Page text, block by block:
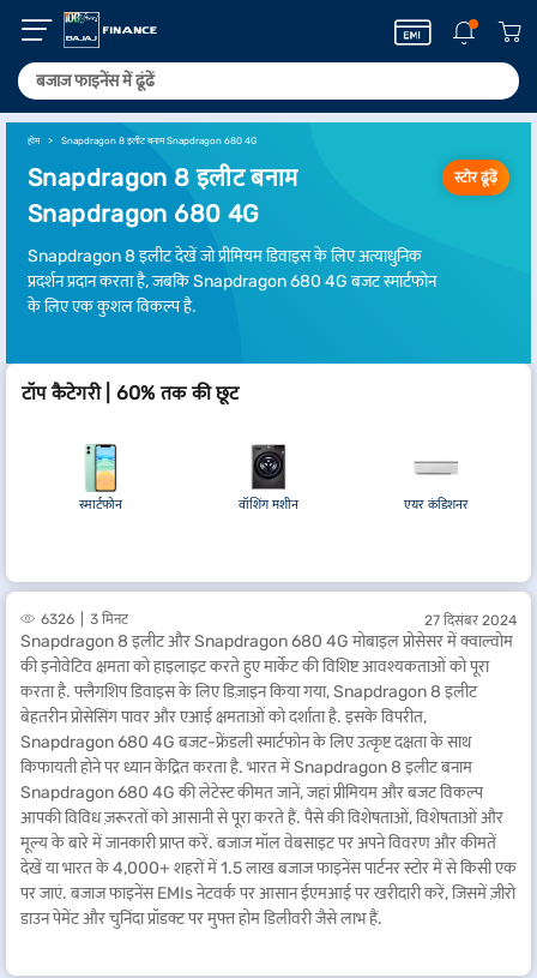
होम Snapdragon 8 इलीट बनाम Snapdragon 680 4G
Snapdragon 8 इलीट बनाम
Snapdragon 680 4G
Snapdragon 8 इलीट देखें जो प्रीमियम डिवाइस के लिए अत्याधुनिक
प्रदर्शन प्रदान करता है, जबकि Snapdragon 680 4G बजट स्मार्टफोन
के लिए एक कुशल विकल्प है.
स्टोर ढूंढ़ें
टॉप कैटेगरी | 60% तक की छूट
स्मार्टफोन वॉशिंग मशीन एयर कंडिशनर
6326 3 मिनट 27 दिसंबर 2024
Snapdragon 8 इलीट और Snapdragon 680 4G मोबाइल प्रोसेसर में क्वाल्वोम
की इनोवेटिव क्षमता को हाइलाइट करते हुए मार्केट की विशिष्ट आवश्यकताओं को पूरा
करता है. फ्लैगशिप डिवाइस के लिए डिज़ाइन किया गया, Snapdragon 8 इलीट
बेहतरीन प्रोसेसिंग पावर और एआई क्षमताओं को दर्शाता है. इसके विपरीत,
Snapdragon 680 4G बजट-फ्रेंडली स्मार्टफोन के लिए उत्कृष्ट दक्षता के साथ
किफायती होने पर ध्यान केंद्रित करता है. भारत में Snapdragon 8 इलीट बनाम
Snapdragon 680 4G की लेटेस्ट कीमत जानें, जहां प्रीमियम और बजट विकल्प
आपकी विविध ज़रूरतों को आसानी से पूरा करते हैं. पैसे की विशेषताओं, विशेषताओं और
मूल्य के बारे में जानकारी प्राप्त करें. बजाज मॉल वेबसाइट पर अपने विवरण और कीमतें
देखें या भारत के 4,000+ शहरों में 1.5 लाख बजाज फाइनेंस पार्टनर स्टोर में से किसी एक
पर जाएं. बजाज फाइनेंस EMIs नेटवर्क पर आसान ईएमआई पर खरीदारी करें, जिसमें ज़ीरो
डाउन पेमेंट और चुनिंदा प्रॉडक्ट पर मुफ्त होम डिलीवरी जैसे लाभ हैं.